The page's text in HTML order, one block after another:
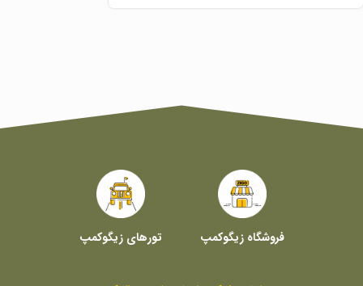
فروشگاه زیگوکمپ تورهای زیگوکمپ